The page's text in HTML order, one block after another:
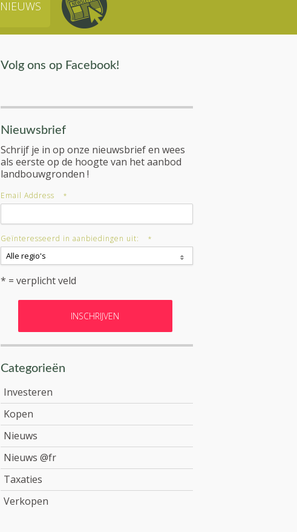
NIEUWS
Volg ons op Facebook!
Nieuwsbrief
Schrijf je in op onze nieuwsbrief en wees
als eerste op de hoogte van het aanbod
landbouwgronden !
Email Address *
Geïnteresseerd in aanbiedingen uit: *
Alle regio's
* = verplicht veld
Categorieën
Investeren
Kopen
Nieuws
Nieuws @fr
Taxaties
Verkopen